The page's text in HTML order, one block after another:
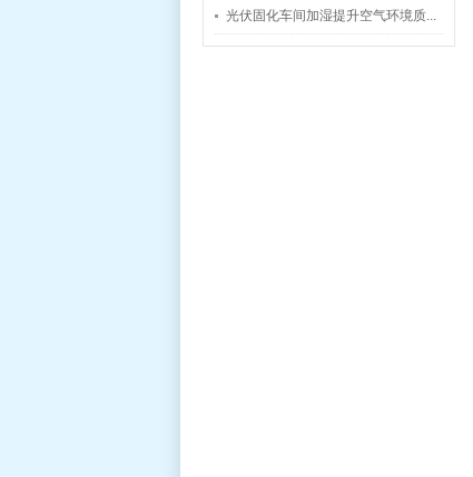
光伏固化车间加湿提升空气环境质...